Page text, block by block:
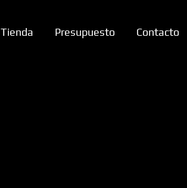
Tienda Presupuesto Contacto